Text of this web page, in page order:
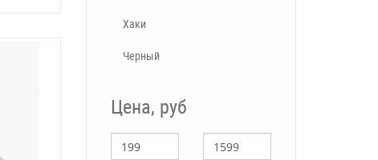
Хаки
Черный
Цена, руб